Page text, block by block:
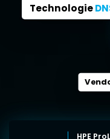
Technologie